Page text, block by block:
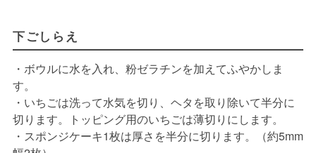
下ごしらえ
・ボウルに水を入れ、粉ゼラチンを加えてふやかしま
す。
・いちごは洗って水気を切り、ヘタを取り除いて半分に
切ります。トッピング用のいちごは薄切りにします。
・スポンジケーキ1枚は厚さを半分に切ります。（約5mm